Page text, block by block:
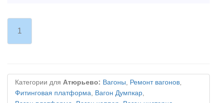
1
Категории для Атюрьево: Вагоны, Ремонт вагонов,
Фитинговая платформа, Вагон Думпкар,